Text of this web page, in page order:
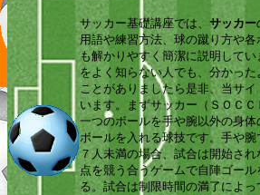
サッカー基礎講座では、 サッカー
用語や練習方法、球の蹴り方や
も解かりやすく簡潔に説明して
をよく知らない人でも、分かっ
ことがありましたら是非、当サ
います。まずサッカー（ＳＯＣ
一つのボールを手や腕以外の身
ボールを入れる球技です。手や
７人未満の場合、試合は開始さ
点を競う合うゲームで自陣ゴー
る。試合は制限時間の満了によ